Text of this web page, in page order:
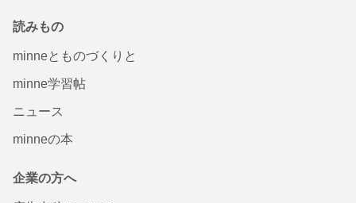
読みもの
minneとものづくりと
minne学習帖
ニュース
minneの本
企業の方へ